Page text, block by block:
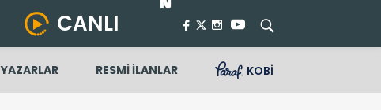
CANLI
YAZARLAR RESMİ İLANLAR KOBİ